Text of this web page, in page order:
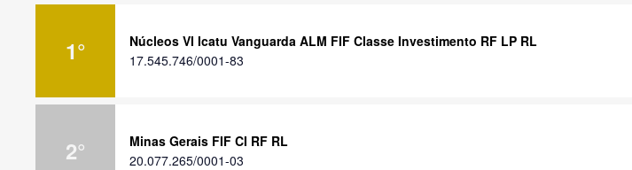
1°
Núcleos VI Icatu Vanguarda ALM FIF Classe Investimento RF LP RL
17.545.746/0001-83
2°
Minas Gerais FIF CI RF RL
20.077.265/0001-03